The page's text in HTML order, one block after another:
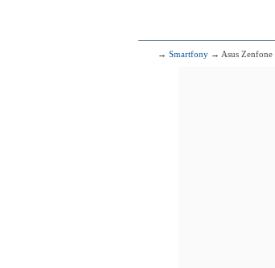
→ Smartfony → Asus Zenfone